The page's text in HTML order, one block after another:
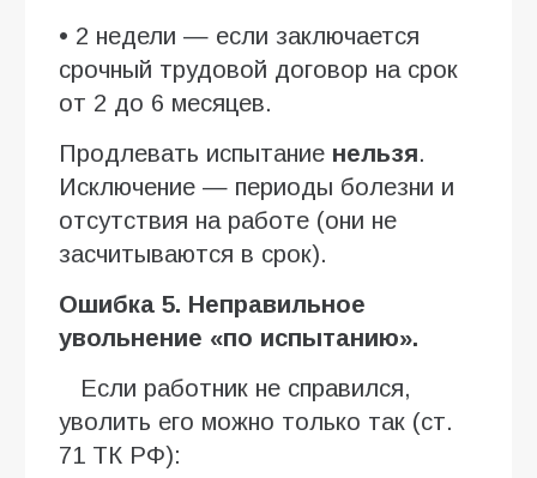
• 2 недели — если заключается
срочный трудовой договор на срок
от 2 до 6 месяцев.
Продлевать испытание нельзя.
Исключение — периоды болезни и
отсутствия на работе (они не
засчитываются в срок).
Ошибка 5. Неправильное
увольнение «по испытанию».
Если работник не справился,
уволить его можно только так (ст.
71 ТК РФ):